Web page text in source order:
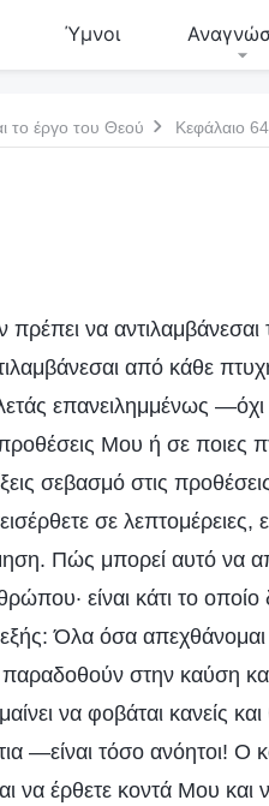
Ύμνοι
το έργο του Θεού Κεφάλαιο 64
πρέπει να
από κάθε
επανειλημμένως —όχι
Μου ή σε ποιες
σεβασμό στις
σε λεπτομέρειες,
Πώς μπορεί αυτό να
είναι κάτι το
Όλα όσα
στην καύση
να φοβάται κανείς
—είναι τόσο ανόητοι! Ο
να έρθετε κοντά Μου